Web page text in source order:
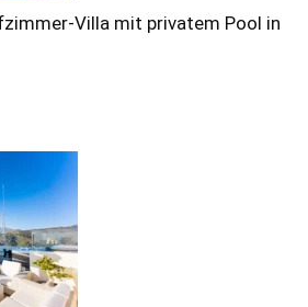
Villa mit privatem Pool in